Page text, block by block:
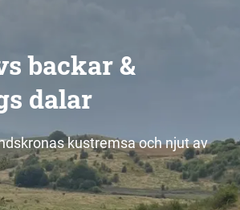
backar &
dalar
kustremsa och njut av